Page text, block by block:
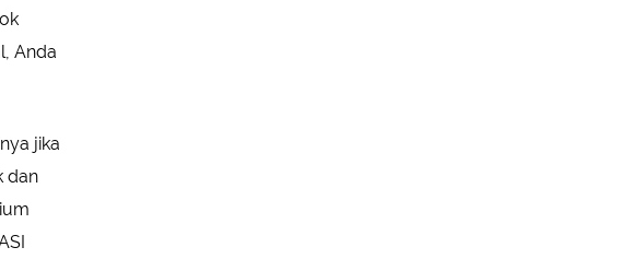
Anda
jika
dan